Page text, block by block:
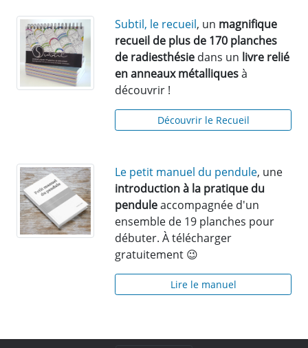
Subtil, le recueil, un magnifique
recueil de plus de 170 planches
de radiesthésie dans un livre relié
en anneaux métalliquesà
découvrir !
Découvrir le Recueil
Le petit manuel du pendule, une
introduction à la pratique du
penduleaccompagnée d'un
ensemble de 19 planches pour
débuter. À télécharger
gratuitement 😉
Lire le manuel